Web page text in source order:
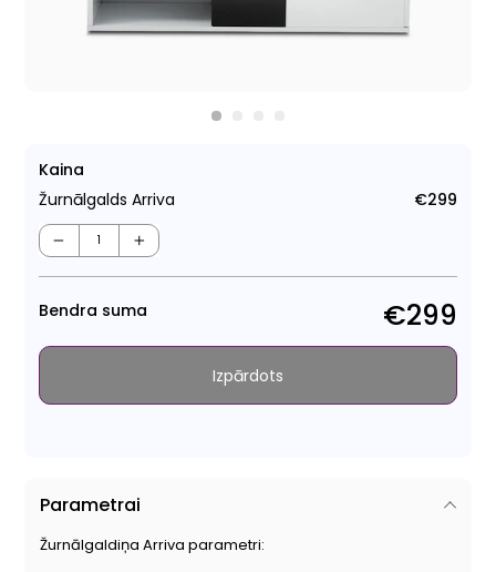
Kaina
Žurnālgalds Arriva
€299
− +
Bendra suma €299
Izpārdots
Parametrai
Žurnālgaldiņa Arriva parametri: